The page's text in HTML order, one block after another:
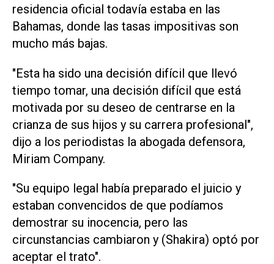
residencia oficial todavía estaba en las
Bahamas, donde las tasas impositivas son
mucho más bajas.
"Esta ha sido una decisión difícil que llevó
tiempo tomar, una decisión difícil que está
motivada por su deseo de centrarse en la
crianza de sus hijos y su carrera profesional",
dijo a los periodistas la abogada defensora,
Miriam Company.
"Su equipo legal había preparado el juicio y
estaban convencidos de que podíamos
demostrar su inocencia, pero las
circunstancias cambiaron y (Shakira) optó por
aceptar el trato".